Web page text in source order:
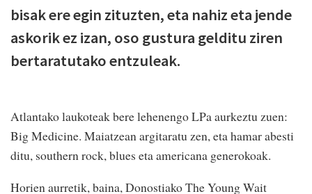
bisak ere egin zituzten, eta nahiz eta jende
askorik ez izan, oso gustura gelditu ziren
bertaratutako entzuleak.
Atlantako laukoteak bere lehenengo LPa aurkeztu zuen:
Big Medicine. Maiatzean argitaratu zen, eta hamar abesti
ditu, southern rock, blues eta americana generokoak.
Horien aurretik, baina, Donostiako The Young Wait